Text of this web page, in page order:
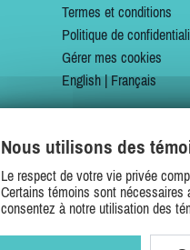
Termes et conditions
Politique de
Gérer mes cookies
English|Français
Nous utilisons des
Le respect de votre vie privée
Certains témoins sont
consentez à notre utilisation des